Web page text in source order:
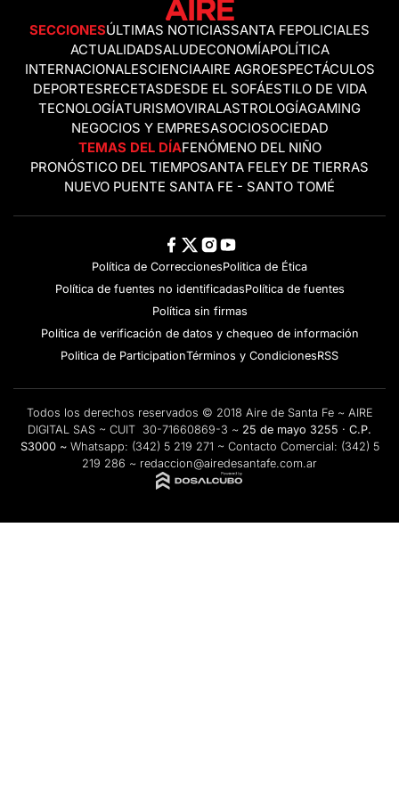
SECCIONESÚLTIMAS NOTICIASSANTA FEPOLICIALES
ACTUALIDADSALUDECONOMÍAPOLÍTICA
INTERNACIONALESCIENCIAAIRE AGROESPECTÁCULOS
DEPORTESRECETASDESDE EL SOFÁESTILO DE VIDA
TECNOLOGÍATURISMOVIRALASTROLOGÍAGAMING
NEGOCIOS Y EMPRESASOCIOSOCIEDAD
TEMAS DEL DÍAFENÓMENO DEL NIÑO
PRONÓSTICO DEL TIEMPOSANTA FELEY DE TIERRAS
NUEVO PUENTE SANTA FE - SANTO TOMÉ
Política de CorreccionesPolitica de Ética
Política de fuentes no identificadasPolítica de fuentes
Política sin firmas
Política de verificación de datos y chequeo de información
Politica de ParticipationTérminos y CondicionesRSS
Todos los derechos reservados © 2018 Aire de Santa Fe ~ AIRE
DIGITAL SAS ~ CUIT 30-71660869-3 ~ 25 de mayo 3255 · C.P.
S3000 ~ Whatsapp: (342) 5 219 271 ~ Contacto Comercial: (342) 5
219 286 ~ redaccion@airedesantafe.com.ar